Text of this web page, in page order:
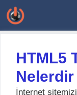
İçeriğe
atla
HTML5
Nelerdir
İnternet